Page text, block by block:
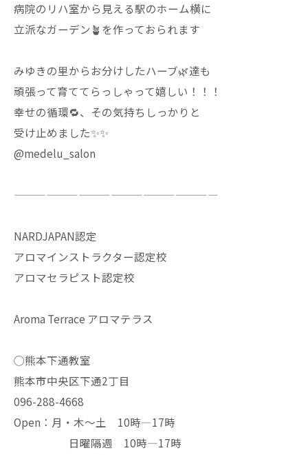
病院のリハ室から見える駅のホーム横に
立派なガーデン🪴を作っておられます
みゆきの里からお分けしたハーブ🌿達も
頑張って育ててらっしゃって嬉しい！！！
幸せの循環🔁、その気持ちしっかりと
受け止めました✨✨
@medelu_salon
———————————————————
NARDJAPAN認定
アロマインストラクター認定校
アロマセラピスト認定校
Aroma Terrace アロマテラス
◯熊本下通教室
熊本市中央区下通2丁目
096-288-4668
Open：月・木〜土 10時—17時
日曜隔週 10時—17時